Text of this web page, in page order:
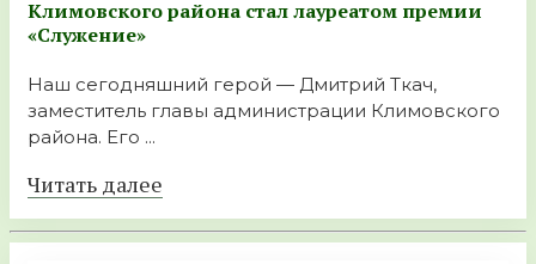
Климовского района стал лауреатом премии
«Служение»
Наш сегодняшний герой — Дмитрий Ткач,
заместитель главы администрации Климовского
района. Его ...
Читать далее